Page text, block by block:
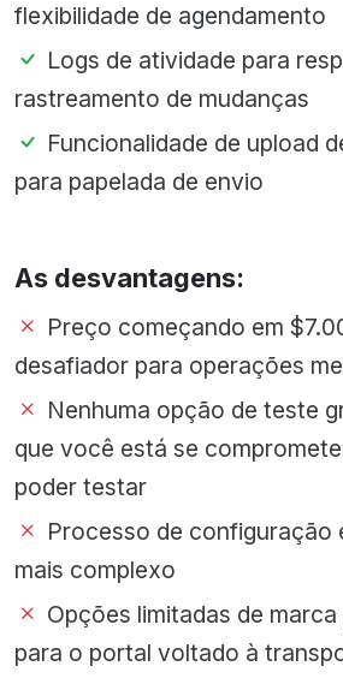
flexibilidade de agendamento
Logs de atividade para
rastreamento de mudanças
Funcionalidade de upload
para papelada de envio
As desvantagens:
Preço começando em
desafiador para operações
Nenhuma opção de teste
que você está se
poder testar
Processo de configuração
mais complexo
Opções limitadas de
para o portal voltado à